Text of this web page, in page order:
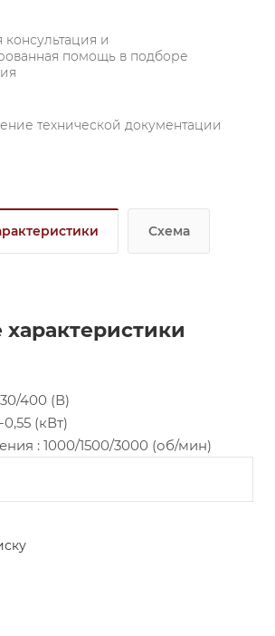
консультация и
помощь в подборе
технической документации
Схема
400 (В)
(кВт)
: 1000/1500/3000 (об/мин)